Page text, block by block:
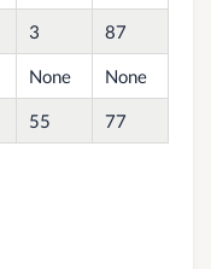
3 87
None None
55 77